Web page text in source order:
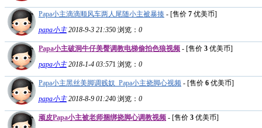
Papa小主滴滴顺风车两人尾随小主被暴揍 - [售价 7 优美币]
papa小主 2018-9-3 21:350 浏览： 0
Papa小主破洞牛仔美臀调教电梯偷拍色狼视频 - [售价 3 优美币]
papa小主 2018-1-4 03:571 浏览： 0
Papa小主黑丝美脚调贱奴_Papa小主挠脚心视频 - [售价 6 优美币]
papa小主 2018-8-9 01:240 浏览： 0
顽皮Papa小主被老师捆绑挠脚心调教视频 - [售价 3 优美币]